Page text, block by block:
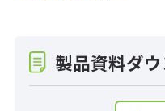
製品資料ダ